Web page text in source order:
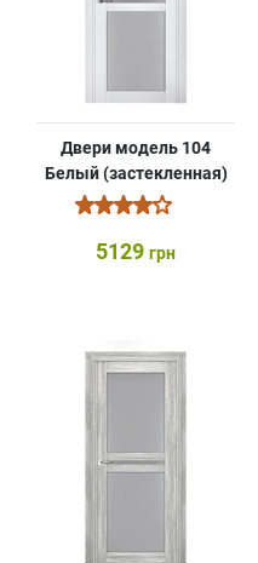
Двери модель 104
Белый (застекленная)
5129 грн